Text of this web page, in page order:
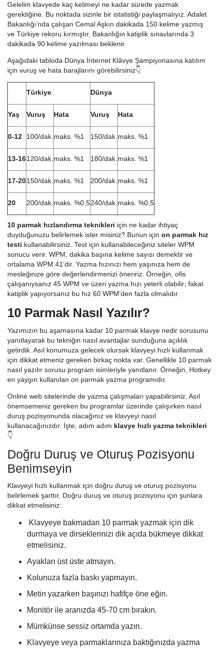
Gelelim klavyede kaç kelimeyi ne kadar sürede yazmak
gerektiğine. Bu noktada sizinle bir istatistiği paylaşmalıyız. Adalet
Bakanlığı’nda çalışan Cemal Aşkın dakikada 150 kelime yazmış
ve Türkiye rekoru kırmıştır. Bakanlığın katiplik sınavlarında 3
dakikada 90 kelime yazılması beklenir.
Aşağıdaki tabloda Dünya İnternet Klâvye Şampiyonasına katılım
için vuruş ve hata barajlarını görebilirsiniz👇
Türkiye Dünya
Yaş Vuruş Hata Vuruş Hata
0-12 100/dak. maks. %1 150/dak. maks. %1
13-16120/dak. maks. %1 180/dak. maks. %1
17-20150/dak. maks. %1 200/dak. maks. %1
20 200/dak. maks. %0,5240/dak. maks. %0,5
10 parmak hızlandırma teknikleri için ne kadar ihtiyaç
duyduğunuzu belirlemek ister misiniz? Bunun için on parmak hız
testi kullanabilirsiniz. Test için kullanabileceğiniz siteler WPM
sonucu verir. WPM, dakika başına kelime sayısı demektir ve
ortalama WPM 41’dir. Yazma hızınızı hem yaşınıza hem de
mesleğinize göre değerlendirmenizi öneririz. Örneğin, ofis
çalışanıysanız 45 WPM ve üzeri yazma hızı yeterli olabilir; fakat
katiplik yapıyorsanız bu hız 60 WPM'den fazla olmalıdır.
10 Parmak Nasıl Yazılır?
Yazımızın bu aşamasına kadar 10 parmak klavye nedir sorusunu
yanıtlayarak bu tekniğin nasıl avantajlar sunduğuna açıklık
getirdik. Asıl konumuza gelecek olursak klavyeyi hızlı kullanmak
için dikkat etmeniz gereken birkaç nokta var. Genellikle 10 parmak
nasıl yazılır sorusu program isimleriyle yanıtlanır. Örneğin, Hotkey
en yaygın kullanılan on parmak yazma programıdır.
Online web sitelerinde de yazma çalışmaları yapabilirsiniz. Asıl
önemsemeniz gereken bu programlar üzerinde çalışırken nasıl
duruş pozisyonunda olacağınız ve klavyeyi nasıl
kullanacağınızdır. İşte, adım adım klavye hızlı yazma teknikleri
👇
Doğru Duruş ve Oturuş Pozisyonu
Benimseyin
Klavyeyi hızlı kullanmak için doğru duruş ve oturuş pozisyonu
belirlemek şarttır. Doğru duruş ve oturuş pozisyonu için şunlara
dikkat etmelisiniz:
Klavyeye bakmadan 10 parmak yazmak için dik
durmaya ve dirseklerinizi dik açıda bükmeye dikkat
etmelisiniz.
Ayakları üst üste atmayın.
Kolunuza fazla baskı yapmayın.
Metin yazarken başınızı hafifçe öne eğin.
Monitör ile aranızda 45-70 cm bırakın.
Mümkünse sessiz ortamda yazın.
Klavyeye veya parmaklarınıza baktığınızda yazma